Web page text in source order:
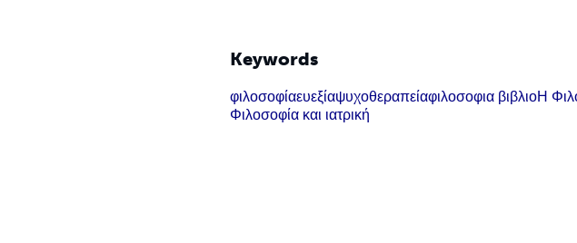
Keywords
φιλοσοφίαευεξίαψυχοθεραπείαφιλοσοφια βιβλιοΗ
Φιλοσοφία και ιατρική